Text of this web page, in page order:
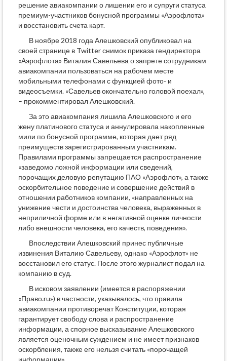
решение авиакомпании о лишении его и супруги статуса
премиум-участников бонусной программы «Аэрофлота»
и восстановить счета карт.
В ноябре 2018 года Алешковский опубликовал на
своей странице в Twitter снимок приказа гендиректора
«Аэрофлота» Виталия Савельева о запрете сотрудникам
авиакомпании пользоваться на рабочем месте
мобильными телефонами с функцией фото- и
видеосъемки. «Савельев окончательно головой поехал»,
– прокомментировал Алешковский.
За это авиакомпания лишила Алешковского и его
жену платинового статуса и аннулировала накопленные
мили по бонусной программе, которая дает ряд
преимуществ зарегистрированным участникам.
Правилами программы запрещается распространение
«заведомо ложной информации или сведений,
порочащих деловую репутацию ПАО «Аэрофлот», а также
оскорбительное поведение и совершение действий в
отношении работников компании, «направленных на
унижение чести и достоинства человека, выраженных в
неприличной форме или в негативной оценке личности
либо внешности человека, его качеств, поведения».
Впоследствии Алешковский принес публичные
извинения Виталию Савельеву, однако «Аэрофлот» не
восстановил его статус. После этого журналист подал на
компанию в суд.
В исковом заявлении (имеется в распоряжении
«Право.ru») в частности, указывалось, что правила
авиакомпании противоречат Конституции, которая
гарантирует свободу слова и распространение
информации, а спорное высказывание Алешковского
является оценочным суждением и не имеет признаков
оскорбления, также его нельзя считать «порочащей
информации».